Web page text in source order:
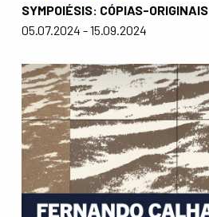
SYMPOIÉSIS: CÓPIAS-ORIGINAIS
05.07.2024 - 15.09.2024